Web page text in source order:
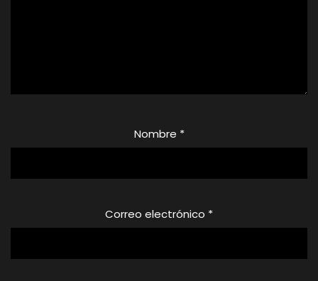
Nombre *
Correo electrónico *